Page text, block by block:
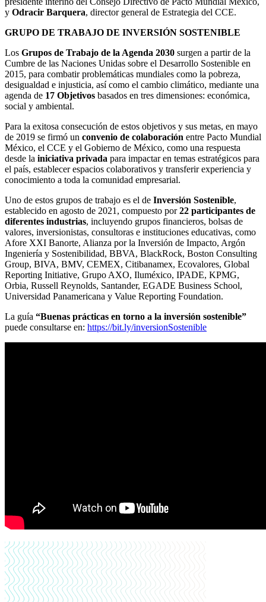
y Odracir Barquera, director general de Estrategia del CCE.
GRUPO DE TRABAJO DE INVERSIÓN SOSTENIBLE
Los Grupos de Trabajo de la Agenda 2030 surgen a partir de la
Cumbre de las Naciones Unidas sobre el Desarrollo Sostenible en
2015, para combatir problemáticas mundiales como la pobreza,
desigualdad e injusticia, así como el cambio climático, mediante una
agenda de 17 Objetivos basados en tres dimensiones: económica,
social y ambiental.
Para la exitosa consecución de estos objetivos y sus metas, en mayo
de 2019 se firmó un convenio de colaboración entre Pacto Mundial
México, el CCE y el Gobierno de México, como una respuesta
desde la iniciativa privada para impactar en temas estratégicos para
el país, establecer espacios colaborativos y transferir experiencia y
conocimiento a toda la comunidad empresarial.
Uno de estos grupos de trabajo es el de Inversión Sostenible,
establecido en agosto de 2021, compuesto por22 participantes de
diferentes industrias, incluyendo grupos financieros, bolsas de
valores, inversionistas, consultoras e instituciones educativas, como
Afore XXI Banorte, Alianza por la Inversión de Impacto, Argón
Ingeniería y Sostenibilidad, BBVA, BlackRock, Boston Consulting
Group, BIVA, BMV, CEMEX, Citibanamex, Ecovalores, Global
Reporting Initiative, Grupo AXO, Iluméxico, IPADE, KPMG,
Orbia, Russell Reynolds, Santander, EGADE Business School,
Universidad Panamericana y Value Reporting Foundation.
La guía “Buenas prácticas en torno a la inversión sostenible”
puede consultarse en: https://bit.ly/inversionSostenible